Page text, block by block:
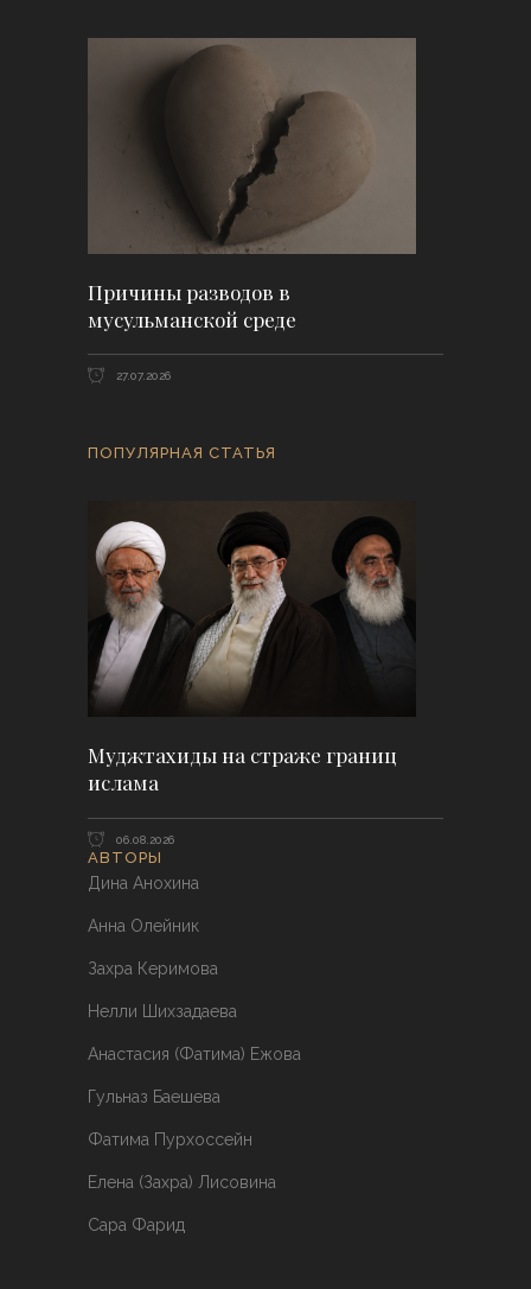
Причины разводов в
мусульманской среде
27.07.2026
ПОПУЛЯРНАЯ СТАТЬЯ
Муджтахиды на страже границ
ислама
06.08.2026
АВТОРЫ
Дина Анохина
Анна Олейник
Захра Керимова
Нелли Шихзадаева
Анастасия (Фатима) Ежова
Гульназ Баешева
Фатима Пурхоссейн
Елена (Захра) Лисовина
Сара Фарид